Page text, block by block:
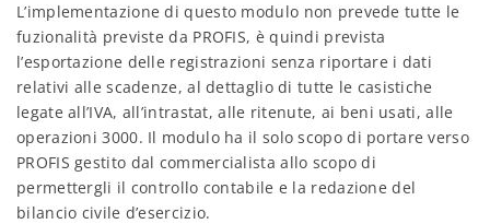
L’implementazione di questo modulo non prevede tutte le
fuzionalità previste da PROFIS, è quindi prevista
l’esportazione delle registrazioni senza riportare i dati
relativi alle scadenze, al dettaglio di tutte le casistiche
legate all’IVA, all’intrastat, alle ritenute, ai beni usati, alle
operazioni 3000. Il modulo ha il solo scopo di portare verso
PROFIS gestito dal commercialista allo scopo di
permettergli il controllo contabile e la redazione del
bilancio civile d’esercizio.